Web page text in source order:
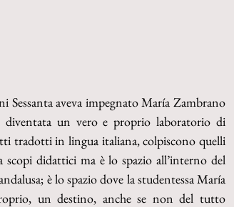
Sessanta aveva impegnato María Zambrano
diventata un vero e proprio laboratorio di
tradotti in lingua italiana, colpiscono quelli
scopi didattici ma è lo spazio all’interno del
è lo spazio dove la studentessa María
un destino, anche se non del tutto